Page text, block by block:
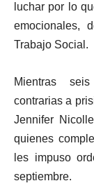
luchar por lo
emocionales,
Trabajo Social.
Mientras
contrarias a
Jennifer
quienes
les impuso
septiembre.